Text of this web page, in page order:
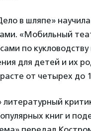
в шляпе»
«Мобильный
по
для детей и их
от четырех до
книг и